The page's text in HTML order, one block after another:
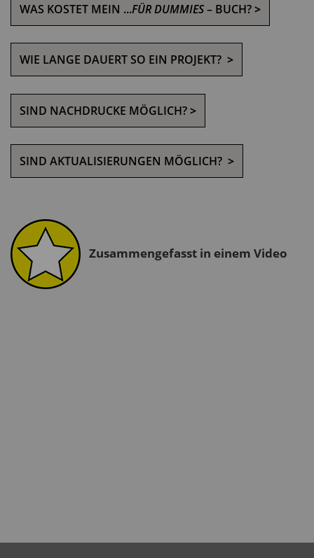
WAS KOSTET MEIN ...FÜR DUMMIES– BUCH?>
WIE LANGE DAUERT SO EIN PROJEKT? >
SIND NACHDRUCKE MÖGLICH?>
SIND AKTUALISIERUNGEN MÖGLICH? >
Zusammengefasst in einem Video